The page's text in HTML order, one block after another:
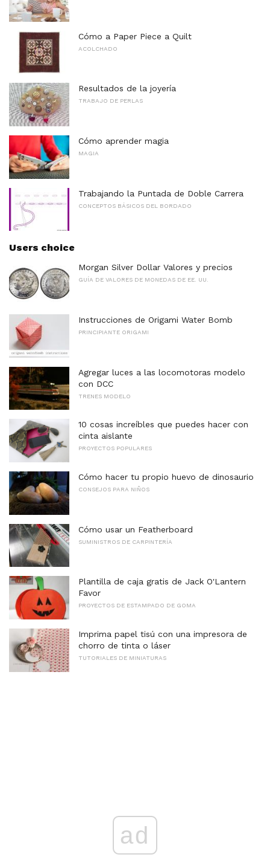
Cómo a Paper Piece a Quilt
ACOLCHADO
Resultados de la joyería
TRABAJO DE PERLAS
Cómo aprender magia
MAGIA
Trabajando la Puntada de Doble Carrera
CONCEPTOS BÁSICOS DEL BORDADO
Users choice
Morgan Silver Dollar Valores y precios
GUÍA DE VALORES DE MONEDAS DE EE. UU.
Instrucciones de Origami Water Bomb
PRINCIPIANTE ORIGAMI
Agregar luces a las locomotoras modelo
con DCC
TRENES MODELO
10 cosas increíbles que puedes hacer con
cinta aislante
PROYECTOS POPULARES
Cómo hacer tu propio huevo de dinosaurio
CONSEJOS PARA NIÑOS
Cómo usar un Featherboard
SUMINISTROS DE CARPINTERÍA
Plantilla de caja gratis de Jack O'Lantern
Favor
PROYECTOS DE ESTAMPADO DE GOMA
Imprima papel tisú con una impresora de
chorro de tinta o láser
TUTORIALES DE MINIATURAS
ad